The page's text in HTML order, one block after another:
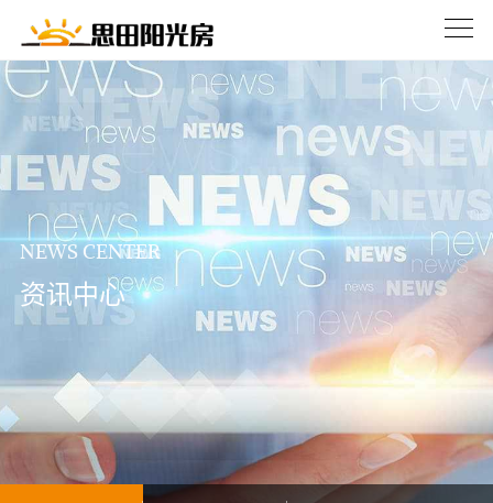
NEWS CENTER
资讯中心